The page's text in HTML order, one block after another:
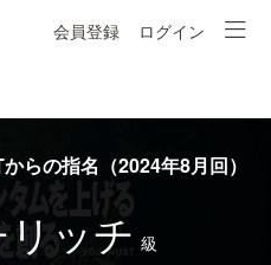
会員登録 ログイン
らの指名（2024年8月回）
ッチ 級